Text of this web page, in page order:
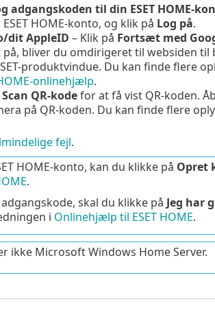
adgangskoden til din ESET HOME-
HOME-konto, og klik på Log på.
ditAppleID – Klik på Fortsæt med
bliver du omdirigeret til websiden
produktvindue. Du kan finde flere
onlinehjælp.
Scan QR-kodefor at få vist QR-koden.
på QR-koden. Du kan finde flere
fejl.
HOME-konto, kan du klikke på Opret
.
skal du klikke på Jeg har
i Onlinehjælp til ESET HOME.
ikke Microsoft Windows Home Server.